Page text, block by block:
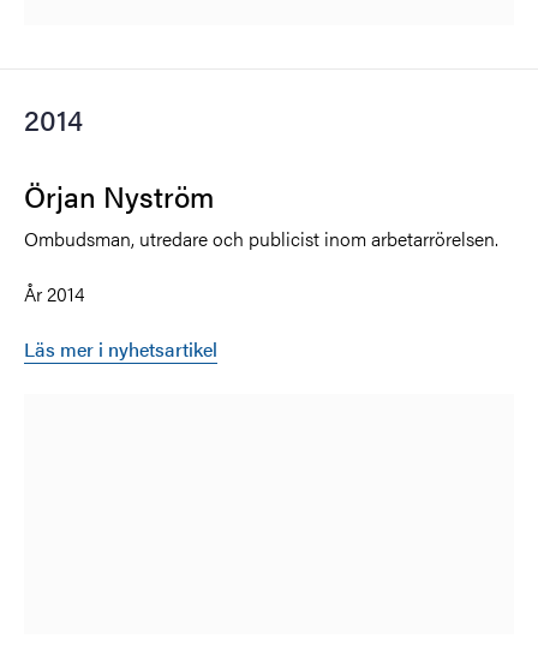
2014
Örjan Nyström
Ombudsman, utredare och publicist inom arbetarrörelsen.
År 2014
Läs mer i nyhetsartikel